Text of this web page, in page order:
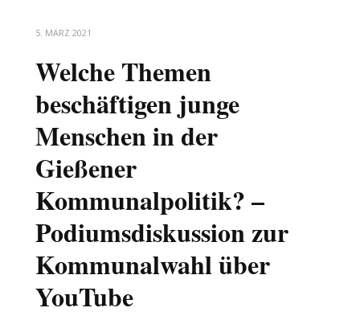
5. MÄRZ 2021
Welche Themen
beschäftigen junge
Menschen in der
Gießener
Kommunalpolitik? –
Podiumsdiskussion zur
Kommunalwahl über
YouTube